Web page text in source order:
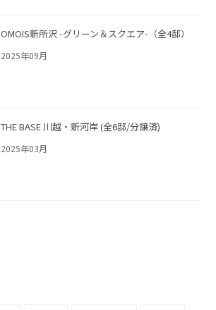
OMOIS新所沢 -グリーン＆スクエア-（全4邸）
2025年09月
THE BASE 川越・新河岸 (全6邸/分譲済)
2025年03月